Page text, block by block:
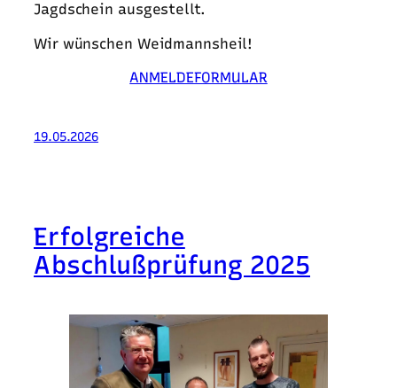
Jagdschein ausgestellt.
Wir wünschen Weidmannsheil!
ANMELDEFORMULAR
19.05.2026
Erfolgreiche
Abschlußprüfung 2025